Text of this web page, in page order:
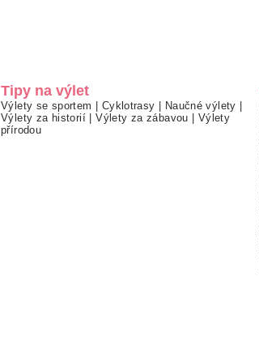
Tipy na výlet
Výlety se sportem | Cyklotrasy | Naučné výlety |
Výlety za historií |Výlety za zábavou | Výlety
přírodou